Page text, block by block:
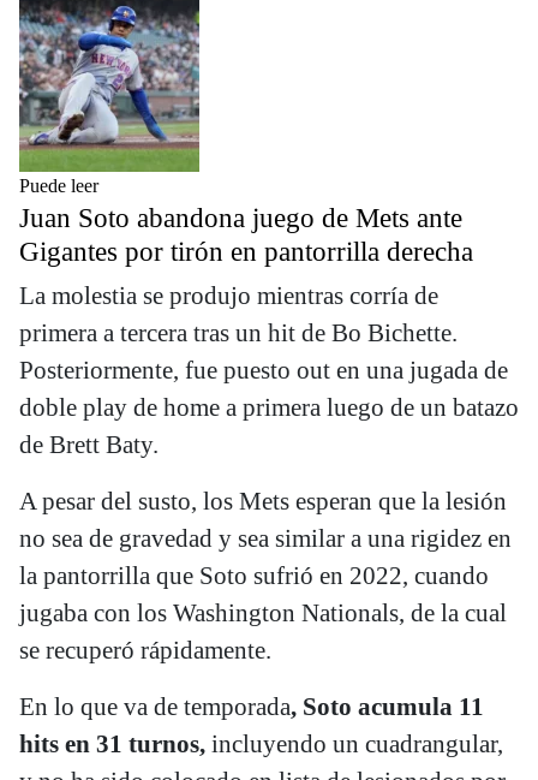
Puede leer
Juan Soto abandona juego de Mets ante
Gigantes por tirón en pantorrilla derecha
La molestia se produjo mientras corría de
primera a tercera tras un hit de Bo Bichette.
Posteriormente, fue puesto out en una jugada de
doble play de home a primera luego de un batazo
de Brett Baty.
A pesar del susto, los Mets esperan que la lesión
no sea de gravedad y sea similar a una rigidez en
la pantorrilla que Soto sufrió en 2022, cuando
jugaba con los Washington Nationals, de la cual
se recuperó rápidamente.
En lo que va de temporada, Soto acumula 11
hits en 31 turnos, incluyendo un cuadrangular,